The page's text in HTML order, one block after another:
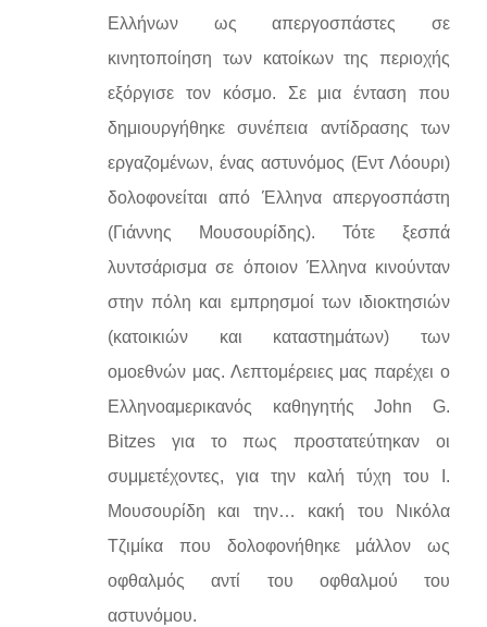
Ελλήνων ως απεργοσπάστες σε
κινητοποίηση των κατοίκων της περιοχής
εξόργισε τον κόσμο. Σε μια ένταση που
δημιουργήθηκε συνέπεια αντίδρασης των
εργαζομένων, ένας αστυνόμος (Εντ Λόουρι)
δολοφονείται από Έλληνα απεργοσπάστη
(Γιάννης Μουσουρίδης). Τότε ξεσπά
λυντσάρισμα σε όποιον Έλληνα κινούνταν
στην πόλη και εμπρησμοί των ιδιοκτησιών
(κατοικιών και καταστημάτων) των
ομοεθνών μας. Λεπτομέρειες μας παρέχει ο
Ελληνοαμερικανός καθηγητής John G.
Bitzes για το πως προστατεύτηκαν οι
συμμετέχοντες, για την καλή τύχη του Ι.
Μουσουρίδη και την… κακή του Νικόλα
Τζιμίκα που δολοφονήθηκε μάλλον ως
οφθαλμός αντί του οφθαλμού του
αστυνόμου.